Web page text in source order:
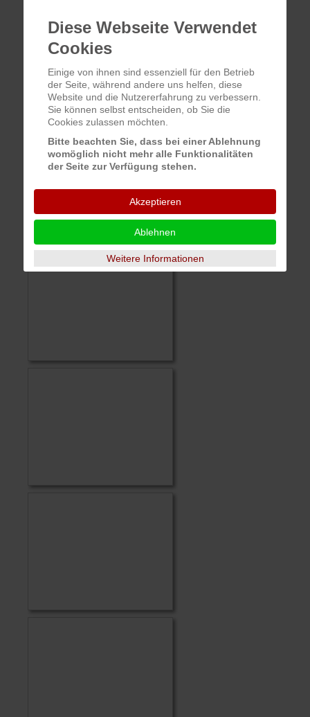
Diese Webseite Verwendet
Cookies
Einige von ihnen sind essenziell für den Betrieb
der Seite, während andere uns helfen, diese
Website und die Nutzererfahrung zu verbessern.
Sie können selbst entscheiden, ob Sie die
Cookies zulassen möchten.
Bitte beachten Sie, dass bei einer Ablehnung
womöglich nicht mehr alle Funktionalitäten
der Seite zur Verfügung stehen.
Akzeptieren
Ablehnen
Weitere Informationen